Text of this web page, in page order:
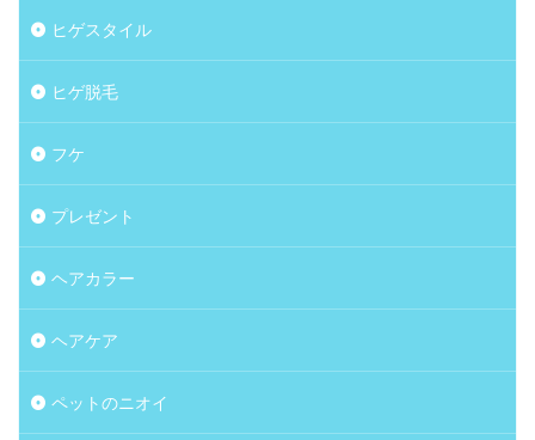
ヒゲスタイル
ヒゲ脱毛
フケ
プレゼント
ヘアカラー
ヘアケア
ペットのニオイ